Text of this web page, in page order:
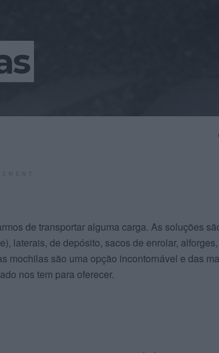
de transportar alguma carga. As soluções
laterais, de depósito, sacos de enrolar, alforges,
mochilas são uma opção incontornável e das
nos tem para oferecer.